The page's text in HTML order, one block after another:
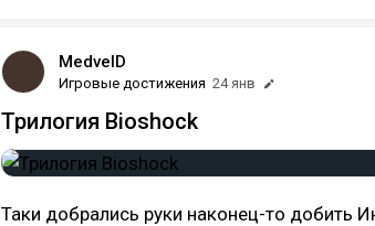
MedvelD
Игровые достижения 24 янв
Трилогия Bioshock
Таки добрались руки наконец-то добить